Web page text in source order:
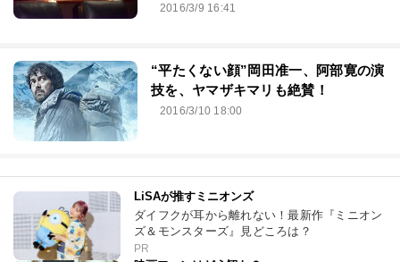
2016/3/9 16:41
“平たくない顔”岡田准一、阿部寛の演
技を、ヤマザキマリも絶賛！
2016/3/10 18:00
LiSAが推すミニオンズ
ダイフクが耳から離れない！最新作『ミニオン
ズ＆モンスターズ』見どころは？
PR